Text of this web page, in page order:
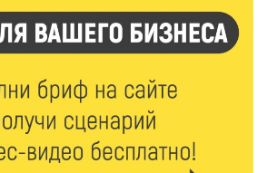
170
области напомнили об
заготовок
188
как А. М. Кузнецова